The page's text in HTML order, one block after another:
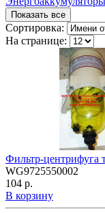
Показать все
Сортировка:
На странице:
Фильтр-центрифуга
WG9725550002
104 р.
В корзину